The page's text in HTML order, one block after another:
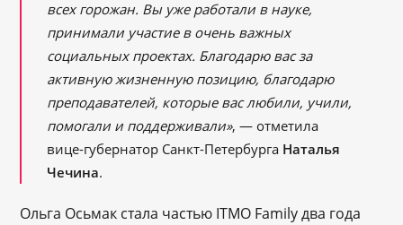
всех горожан. Вы уже работали в науке,
принимали участие в очень важных
социальных проектах. Благодарю вас за
активную жизненную позицию, благодарю
преподавателей, которые вас любили, учили,
помогали и поддерживали», — отметила
вице-губернатор Санкт-Петербурга Наталья
Чечина.
Ольга Осьмак стала частью ITMO Family два года